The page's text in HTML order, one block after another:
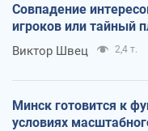
Совпадение
игроков или тайный
Виктор Швец 2,4 т.
Минск готовится к
условиях